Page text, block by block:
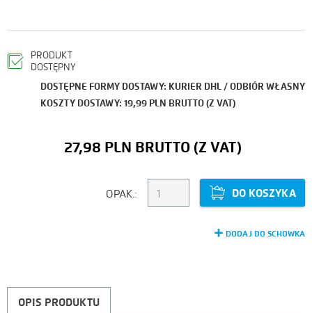
PRODUKT
DOSTĘPNY
DOSTĘPNE FORMY DOSTAWY: KURIER DHL / ODBIÓR WŁASNY
KOSZTY DOSTAWY: 19,99 PLN BRUTTO (Z VAT)
27,98 PLN
OPAK.: DO KOSZYKA
DODAJ DO SCHOWKA
OPIS PRODUKTU